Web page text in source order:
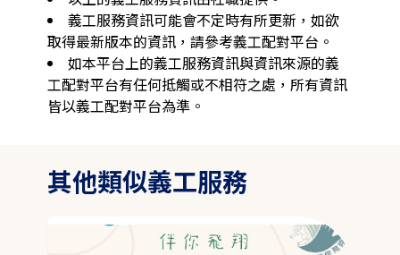
義工服務資訊可能會不定時有所更新，如欲
取得最新版本的資訊，請參考義工配對平台。
如本平台上的義工服務資訊與資訊來源的義
工配對平台有任何抵觸或不相符之處，所有資訊
皆以義工配對平台為準。
其他類似義工服務